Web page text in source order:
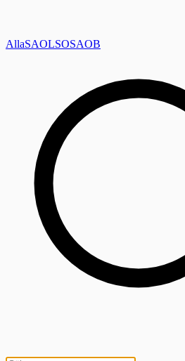
AllaSAOLSOSAOB